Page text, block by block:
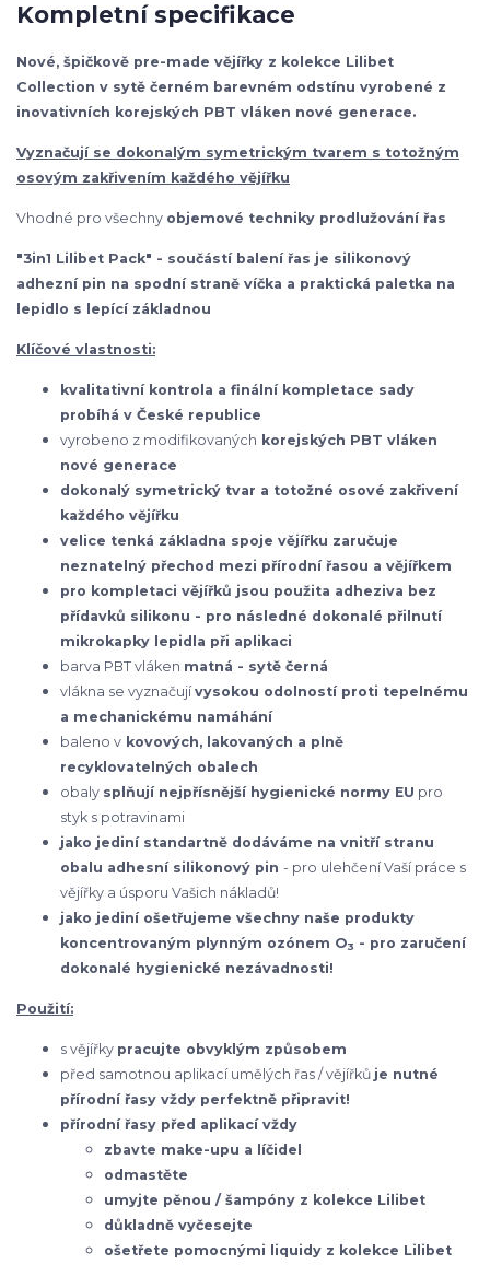
Kompletní specifikace
Nové, špičkově pre-made vějířky z kolekce Lilibet
Collection v sytě černém barevném odstínu vyrobené z
inovativních korejských PBT vláken nové generace.
Vyznačují se dokonalým symetrickým tvarem s totožným
osovým zakřivením každého vějířku
Vhodné pro všechny objemové techniky prodlužování řas
"3in1 Lilibet Pack" - součástí balení řas je silikonový
adhezní pin na spodní straně víčka a praktická paletka na
lepidlo s lepící základnou
Klíčové vlastnosti:
kvalitativní kontrola a finální kompletace sady
probíhá v České republice
vyrobeno z modifikovaných korejských PBT vláken
nové generace
dokonalý symetrický tvar a totožné osové zakřivení
každého vějířku
velice tenká základna spoje vějířku zaručuje
neznatelný přechod mezi přírodní řasou a vějířkem
pro kompletaci vějířků jsou použita adheziva bez
přídavků silikonu - pro následné dokonalé přilnutí
mikrokapky lepidla při aplikaci
barva PBT vláken matná - sytě černá
vlákna se vyznačujívysokou odolností proti tepelnému
a mechanickému namáhání
baleno v kovových, lakovaných a plně
recyklovatelných obalech
obaly splňují nejpřísnější hygienické normy EU pro
styk s potravinami
jako jediní standartně dodáváme na vnitří stranu
obalu adhesní silikonový pin - pro ulehčení Vaší práce s
vějířky a úsporu Vašich nákladů!
jako jediní ošetřujeme všechny naše produkty
koncentrovaným plynným ozónem O3 - pro zaručení
dokonalé hygienické nezávadnosti!
Použití:
s vějířky pracujte obvyklým způsobem
před samotnou aplikací umělých řas / vějířků je nutné
přírodní řasy vždy perfektně připravit!
přírodní řasy před aplikací vždy
zbavte make-upu a líčidel
odmastěte
umyjte pěnou / šampóny z kolekce Lilibet
důkladně vyčesejte
ošetřete pomocnými liquidy z kolekce Lilibet